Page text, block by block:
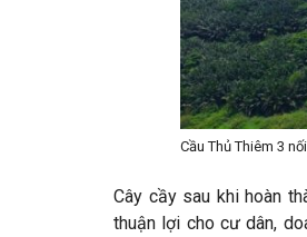
Cầu Thủ Thiêm 3
Cây cầy sau khi hoàn
thuận lợi cho cư dân,